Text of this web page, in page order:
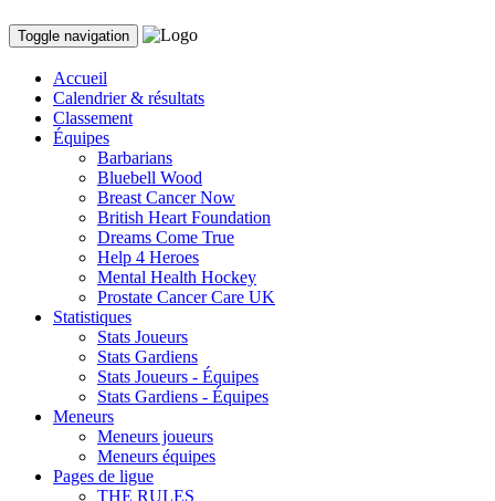
Toggle navigation
Accueil
Calendrier & résultats
Classement
Équipes
Barbarians
Bluebell Wood
Breast Cancer Now
British Heart Foundation
Dreams Come True
Help 4 Heroes
Mental Health Hockey
Prostate Cancer Care UK
Statistiques
Stats Joueurs
Stats Gardiens
Stats Joueurs - Équipes
Stats Gardiens - Équipes
Meneurs
Meneurs joueurs
Meneurs équipes
Pages de ligue
THE RULES